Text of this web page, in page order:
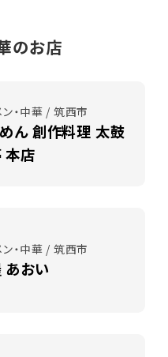
のお店
ン・中華 / 筑西市
ん 創作料理 太鼓
本店
ン・中華 / 筑西市
あおい